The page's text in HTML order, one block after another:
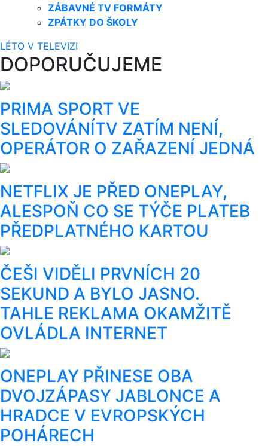
ZÁBAVNÉ TV FORMÁTY
ZPÁTKY DO ŠKOLY
LÉTO V TELEVIZI
DOPORUČUJEME
PRIMA SPORT VE
SLEDOVÁNÍTV ZATÍM NENÍ,
OPERÁTOR O ZAŘAZENÍ JEDNÁ
NETFLIX JE PŘED ONEPLAY,
ALESPOŇ CO SE TÝČE PLATEB
PŘEDPLATNÉHO KARTOU
ČEŠI VIDĚLI PRVNÍCH 20
SEKUND A BYLO JASNO.
TAHLE REKLAMA OKAMŽITĚ
OVLÁDLA INTERNET
ONEPLAY PŘINESE OBA
DVOJZÁPASY JABLONCE A
HRADCE V EVROPSKÝCH
POHÁRECH